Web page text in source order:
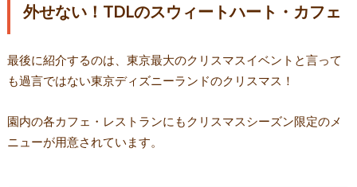
外せない！TDLのスウィートハート・カフェ
最後に紹介するのは、東京最大のクリスマスイベントと言って
も過言ではない東京ディズニーランドのクリスマス！
園内の各カフェ・レストランにもクリスマスシーズン限定のメ
ニューが用意されています。